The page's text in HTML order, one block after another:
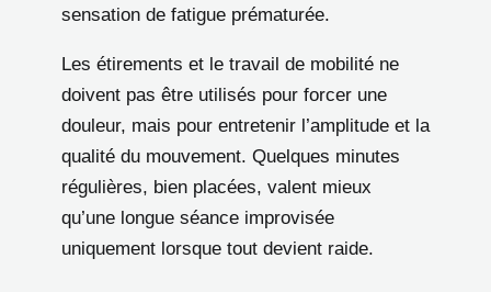
sensation de fatigue prématurée.
Les étirements et le travail de mobilité ne
doivent pas être utilisés pour forcer une
douleur, mais pour entretenir l’amplitude et la
qualité du mouvement. Quelques minutes
régulières, bien placées, valent mieux
qu’une longue séance improvisée
uniquement lorsque tout devient raide.